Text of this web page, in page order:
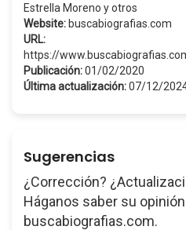
Estrella Moreno y otros
Website: buscabiografias.com
URL:
https://
Publicación:01/02/2020
Última actualización:07/12/
Sugerencias
¿Corrección?
Háganos saber su
buscabiografias.com.